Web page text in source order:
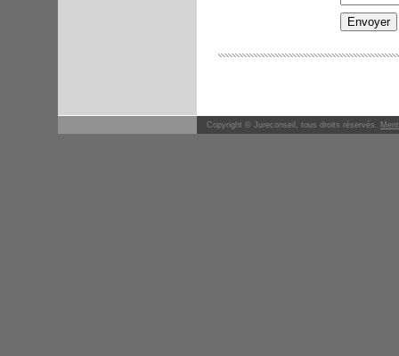
Copyright © Jureconseil, tous droits réservés.